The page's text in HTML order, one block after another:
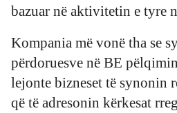
bazuar në aktivitetin e tyre
Kompania më vonë tha se
përdoruesve në BE
lejonte bizneset të synonin
që të adresonin kërkesat